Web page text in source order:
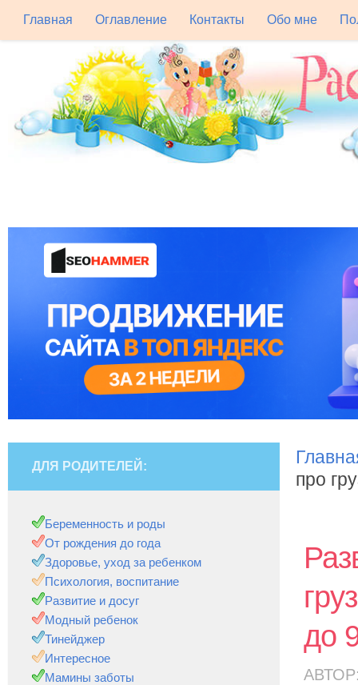
Главная Оглавление Контакты Обо мне
про
до
ДЛЯ РОДИТЕЛЕЙ:
Беременность и роды
От рождения до года
Здоровье, уход за ребенком
Психология, воспитание
Развитие и досуг
Модный ребенок
Тинейджер
Интересное
Мамины заботы